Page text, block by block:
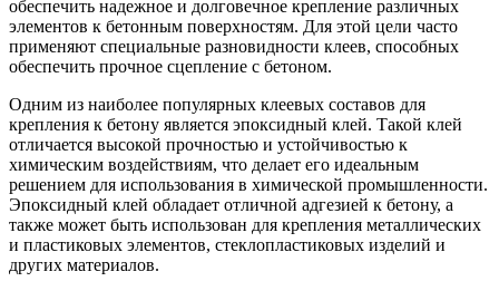
обеспечить надежное и долговечное крепление различных
элементов к бетонным поверхностям. Для этой цели часто
применяют специальные разновидности клеев, способных
обеспечить прочное сцепление с бетоном.
Одним из наиболее популярных клеевых составов для
крепления к бетону является эпоксидный клей. Такой клей
отличается высокой прочностью и устойчивостью к
химическим воздействиям, что делает его идеальным
решением для использования в химической промышленности.
Эпоксидный клей обладает отличной адгезией к бетону, а
также может быть использован для крепления металлических
и пластиковых элементов, стеклопластиковых изделий и
других материалов.